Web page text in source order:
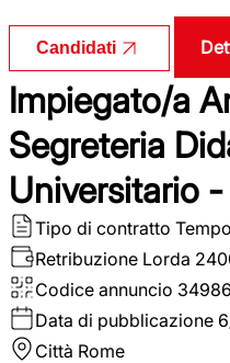
Candidati
Impiegato/a
Segreteria
Universitario -
Tipo di contratto
Retribuzione Lorda
Codice annuncio
Data di pubblicazione
Città Rome